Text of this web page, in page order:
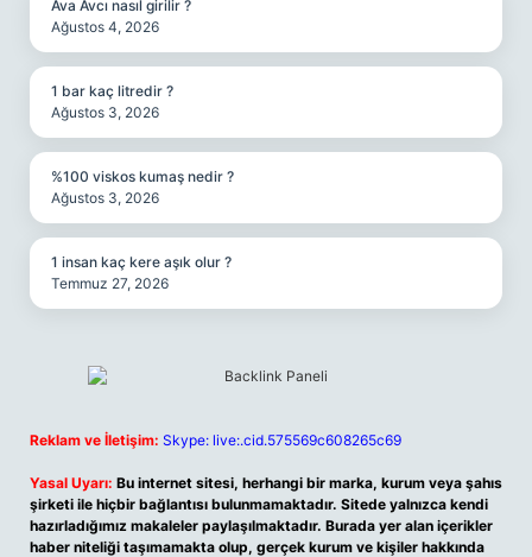
Ava Avcı nasıl girilir ?
Ağustos 4, 2026
1 bar kaç litredir ?
Ağustos 3, 2026
%100 viskos kumaş nedir ?
Ağustos 3, 2026
1 insan kaç kere aşık olur ?
Temmuz 27, 2026
Reklam ve İletişim: Skype: live:.cid.575569c608265c69
Yasal Uyarı: Bu internet sitesi, herhangi bir marka, kurum veya şahıs
şirketi ile hiçbir bağlantısı bulunmamaktadır. Sitede yalnızca kendi
hazırladığımız makaleler paylaşılmaktadır. Burada yer alan içerikler
haber niteliği taşımamakta olup, gerçek kurum ve kişiler hakkında